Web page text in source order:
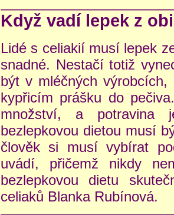
Když vadí lepek z
Lidé s celiakií musí lepek
snadné. Nestačí totiž
být v mléčných
kypřicím prášku do
množství, a potravina
bezlepkovou dietou musí
člověk si musí vybírat
uvádí, přičemž nikdy
bezlepkovou dietu
celiaků Blanka Rubínová.